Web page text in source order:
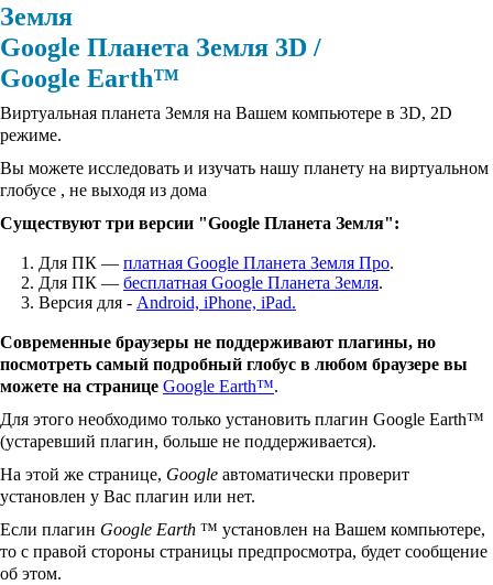
Google Планета Земля 3D /
Google Earth™
Виртуальная планета Земля на Вашем компьютере в 3D, 2D
режиме.
Вы можете исследовать и изучать нашу планету на виртуальном
глобусе , не выходя из дома
Существуют три версии "Google Планета Земля":
Для ПК — платная Google Планета Земля Про.
Для ПК — бесплатная Google Планета Земля.
Версия для - Android, iPhone, iPad.
Современные браузеры не поддерживают плагины, но
посмотреть самый подробный глобус в любом браузере вы
можете на странице Google Earth™.
Для этого необходимо только установить плагин Google Earth™
(устаревший плагин, больше не поддерживается).
На этой же странице, Google автоматически проверит
установлен у Вас плагин или нет.
Если плагин Google Earth ™ установлен на Вашем компьютере,
то с правой стороны страницы предпросмотра, будет сообщение
об этом.